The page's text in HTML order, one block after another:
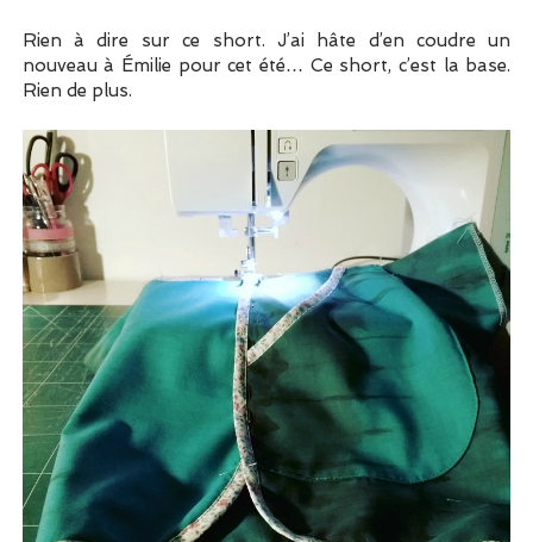
Rien à dire sur ce short. J’ai hâte d’en coudre un
nouveau à Émilie pour cet été… Ce short, c’est la base.
Rien de plus.